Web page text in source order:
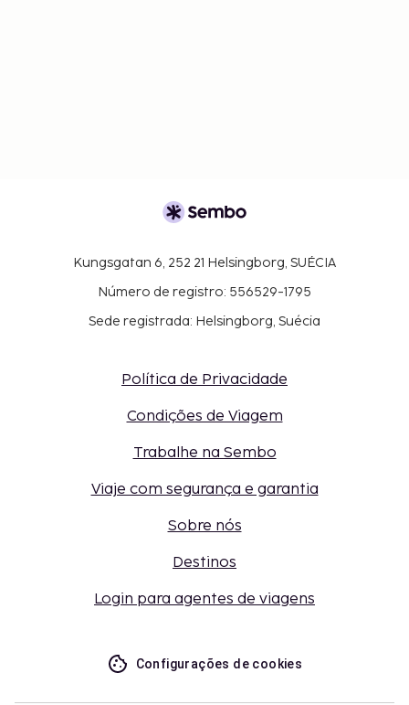
Kungsgatan 6, 252 21 Helsingborg, SUÉCIA
Número de registro: 556529-1795
Sede registrada: Helsingborg, Suécia
Política de Privacidade
Condições de Viagem
Trabalhe na Sembo
Viaje com segurança e garantia
Sobre nós
Destinos
Login para agentes de viagens
Configurações de cookies